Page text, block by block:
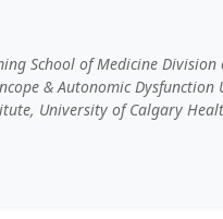
School of Medicine
& Autonomic
University of Calgary